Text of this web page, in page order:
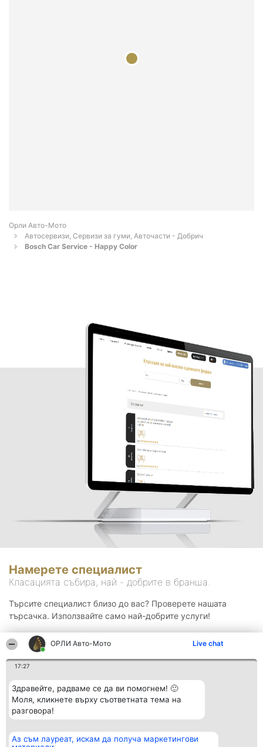
ОРЛИ Aвто-Mото Live chat
17:27
Здравейте, радваме се да ви помогнем! 🙂
Моля, кликнете върху съответната тема на
разговора!
Аз съм лауреат, искам да получа маркетингови
Орли Aвто-Mото
Автосервизи, Сервизи за гуми, Авточасти - Добрич
Bosch Car Service - Happy Color
Намерете специалист
Класацията събира, най - добрите в бранша.
Търсите специалист близо до вас? Проверете нашата
търсачка. Използвайте само най-добрите услуги!
Организатор на
Класация Контакти